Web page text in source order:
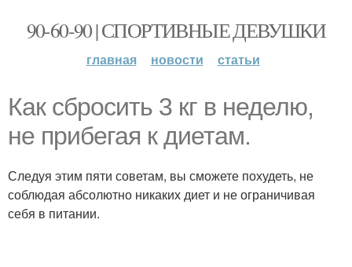
90-60-90 | СПОРТИВНЫЕ ДЕВУШКИ
главная новости статьи
Как сбросить 3 кг в неделю,
не прибегая к диетам.
Следуя этим пяти советам, вы сможете похудеть, не
соблюдая абсолютно никаких диет и не ограничивая
себя в питании.